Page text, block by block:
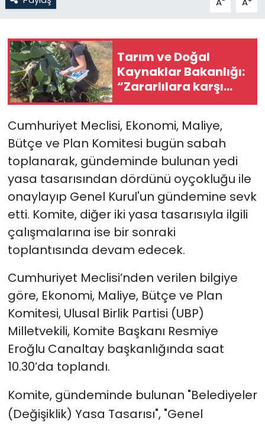
Tarım ve Doğal
Kaynaklar Bakanlığı:
“Zararlılara karşı
doğal mücadelede
sağlandı”
Cumhuriyet Meclisi, Ekonomi, Maliye,
Bütçe ve Plan Komitesi bugün sabah
toplanarak, gündeminde bulunan yedi
yasa tasarısından dördünü oyçokluğu ile
onaylayıp Genel Kurul'un gündemine sevk
etti. Komite, diğer iki yasa tasarısıyla ilgili
çalışmalarına ise bir sonraki
toplantısında devam edecek.
Cumhuriyet Meclisi’nden verilen bilgiye
göre, Ekonomi, Maliye, Bütçe ve Plan
Komitesi, Ulusal Birlik Partisi (UBP)
Milletvekili, Komite Başkanı Resmiye
Eroğlu Canaltay başkanlığında saat
10.30’da toplandı.
Komite, gündeminde bulunan "Belediyeler
(Değişiklik) Yasa Tasarısı", "Genel
Politika
SAĞLIK
Spor
Teknoloji
TÜRKiYE
Video Galeri
YAŞAM
Yazarlar